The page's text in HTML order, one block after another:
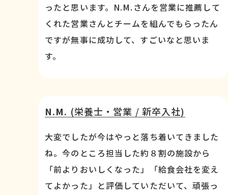
ったと思います。N.M.さんを営業に推薦して
くれた営業さんとチームを組んでもらったん
ですが無事に成功して、すごいなと思いま
す。
N.M. (栄養士・営業 / 新卒入社)
大変でしたが今はやっと落ち着いてきました
ね。今のところ担当した約８割の施設から
「前よりおいしくなった」「給食会社を変え
てよかった」と評価していただいて、頑張っ